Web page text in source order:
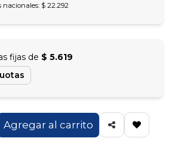
nacionales: $ 22.292
fijas de $ 5.619
Agregar al carrito